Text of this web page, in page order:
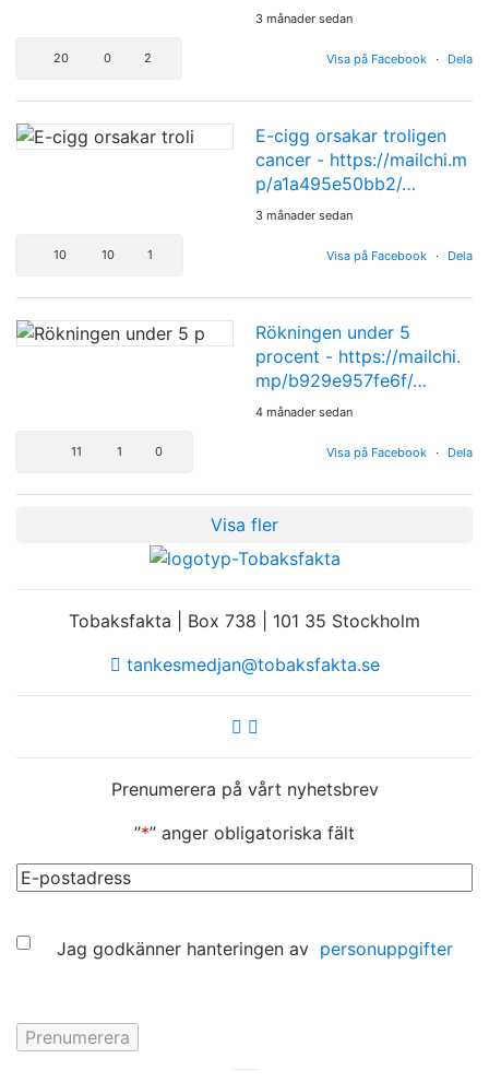
3 månader sedan
Visa på Facebook · Dela
20 0 2
E-cigg orsakar troligen
cancer - https://mailchi.m
p/a1a495e50bb2/…
3 månader sedan
Visa på Facebook · Dela
10 10 1
Rökningen under 5
procent - https://mailchi.
mp/b929e957fe6f/…
4 månader sedan
Visa på Facebook · Dela
11 1 0
Visa fler
Tobaksfakta | Box 738 | 101 35 Stockholm
tankesmedjan@tobaksfakta.se
Prenumerera på vårt nyhetsbrev
”*” anger obligatoriska fält
Samtycke
Jag godkänner hanteringen av personuppgifter